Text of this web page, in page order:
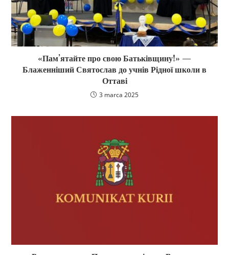
«Пам’ятайте про свою Батьківщину!» —
Блаженніший Святослав до учнів Рідної школи в
Оттаві
3 marca 2025